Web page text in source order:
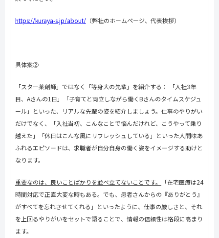
https://kuraya-s.jp/about/ （弊社のホームページ、代表挨拶）
具体案②
「スター薬剤師」ではなく「等身大の先輩」を紹介する： 「入社3年
目、 Aさんの1 日」「子育てと両立しながら働くBさんのタイムスケジュ
ール」といった、リアルな先輩の姿を紹介しましょう。仕事のやりがい
だけでなく、「入社当初、こんなことで悩んだけれど、こうやって乗り
越えた」「休日はこんな風にリフレッシュしている」といった人間味あ
ふれるエピソードは、求職者が自分自身の働く姿をイメージする助けと
なります。
重要なのは、良いことばかりを並べ立てないことです。 「在宅医療は24
時間対応で正直大変な時もある。でも、患者さんからの『ありがとう』
がすべてを忘れさせてくれる」といったように、仕事の厳しさと、それ
を上回るやりがいをセットで語ることで、情報の信頼性は格段に高まり
ます。